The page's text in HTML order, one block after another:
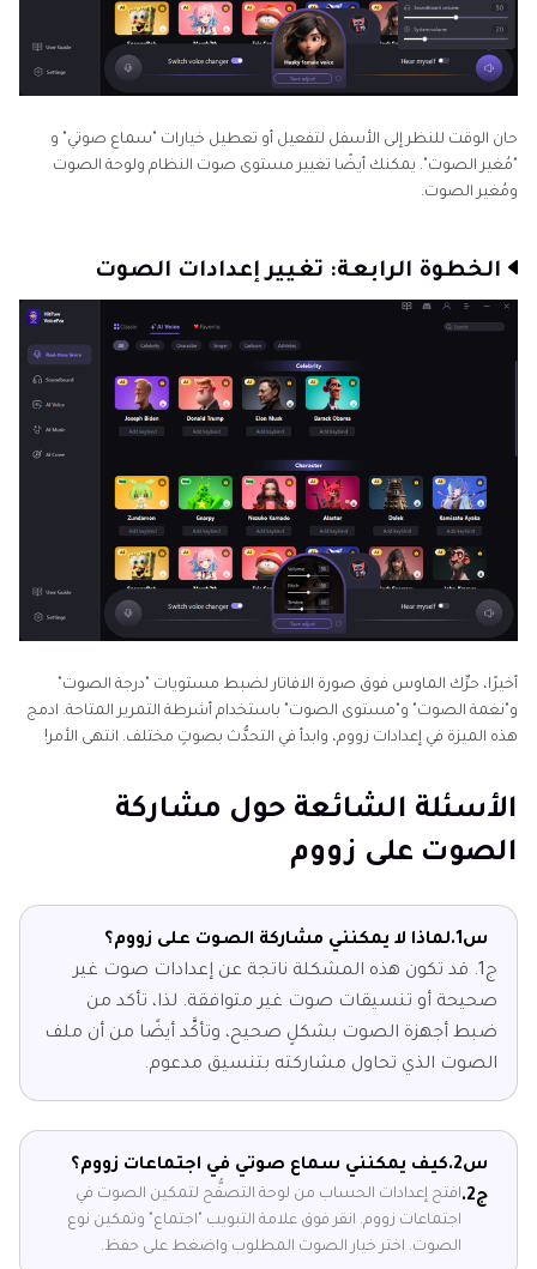
حان الوقت للنظر إلى الأسفل لتفعيل أو تعطيل خيارات "سماع صوتي" و
"مُغير الصوت". يمكنك أيضًا تغيير مستوى صوت النظام ولوحة الصوت
ومُغير الصوت.
الخطوة الرابعة: تغيير إعدادات الصوت
أخيرًا، حرِّك الماوس فوق صورة الافاتار لضبط مستويات "درجة الصوت"
و"نغمة الصوت" و"مستوى الصوت" باستخدام أشرطة التمرير المتاحة. ادمج
هذه الميزة في إعدادات زووم، وابدأ في التحدُّث بصوتٍ مختلف. انتهى الأمر!
الأسئلة الشائعة حول مشاركة
الصوت على زووم
س1.
لماذا لا يمكنني مشاركة الصوت على زووم؟
ج1.
قد تكون هذه المشكلة ناتجة عن إعدادات صوت غير
صحيحة أو تنسيقات صوت غير متوافقة. لذا، تأكد من
ضبط أجهزة الصوت بشكلٍ صحيح، وتأكَّد أيضًا من أن ملف
الصوت الذي تحاول مشاركته بتنسيق مدعوم.
س2.
كيف يمكنني سماع صوتي في اجتماعات زووم؟
ج2.
افتح إعدادات الحساب من لوحة التصفُّح لتمكين الصوت في
اجتماعات زووم. انقر فوق علامة التبويب "اجتماع" وتمكين نوع
الصوت. اختر خيار الصوت المطلوب واضغط على حفظ.